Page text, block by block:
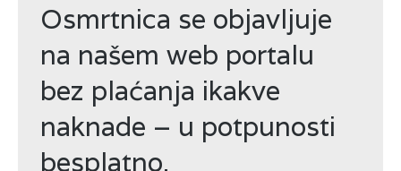
Osmrtnica se objavljuje
na našem web portalu
bez plaćanja ikakve
naknade – u potpunosti
besplatno.